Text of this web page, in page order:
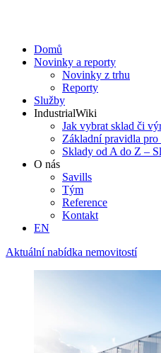
Domů
Novinky a reporty
Novinky z trhu
Reporty
Služby
IndustrialWiki
Jak vybrat sklad či
Základní pravidla pro
Sklady od A do Z –
O nás
Savills
Tým
Reference
Kontakt​
EN
Aktuální nabídka nemovitostí